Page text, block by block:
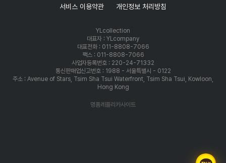
서비스 이용약관 개인정보 처리방침
YLcollection
대표자 : YLcompany
대표전화 : 011-8808-7066
팩스 : 011-8808-7066
사업자등록번호 : 220-24-71332
통신판매업신고번호 : 1988 - 서울특별시 - 0122
주소 : Avenue of Stars, Tsim Sha Tsui Waterfront, Tsim Sha Tsui, Kowloon,
Hong Kong
명품레플리카사이트